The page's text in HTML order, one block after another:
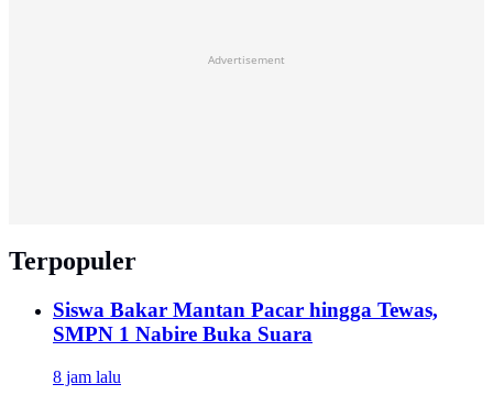
Advertisement
Terpopuler
Siswa Bakar Mantan Pacar hingga Tewas,
SMPN 1 Nabire Buka Suara
8 jam lalu